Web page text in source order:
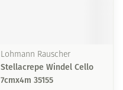
Lohmann Rauscher
Stellacrepe Windel Cello
7cmx4m 35155